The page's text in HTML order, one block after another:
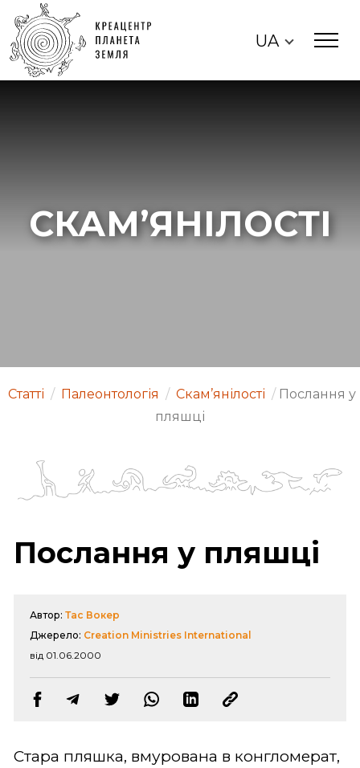
UA
СКАМ’ЯНІЛОСТІ
Статті / Палеонтологія / Скам’янілості / Послання у
пляшці
Послання у пляшці
Автор: Тас Вокер
Джерело: Creation Ministries International
від 01.06.2000
Стара пляшка, вмурована в конгломерат,